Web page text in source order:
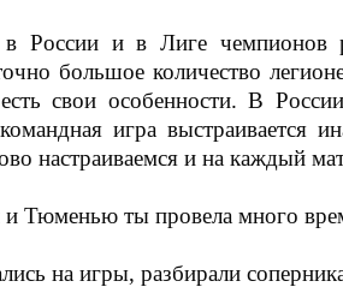
и в Лиге чемпионов
большое количество
свои особенности. В
игра выстраивается
настраиваемся и на каждый
и Тюменью ты провела много
на игры, разбирали